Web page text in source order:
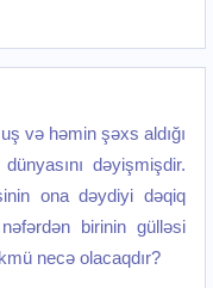
və həmin şəxs aldığı
dəyişmişdir.
ona dəydiyi dəqiq
birinin gülləsi
necə olacaqdır?